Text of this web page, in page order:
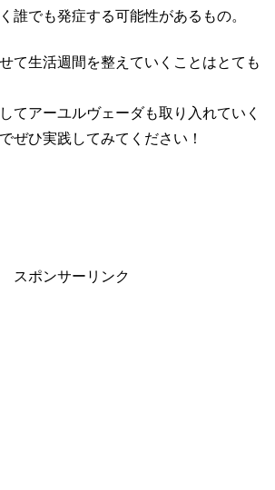
誰でも発症する可能性があるもの。
て生活週間を整えていくことはとても
てアーユルヴェーダも取り入れていく
ぜひ実践してみてください！
スポンサーリンク